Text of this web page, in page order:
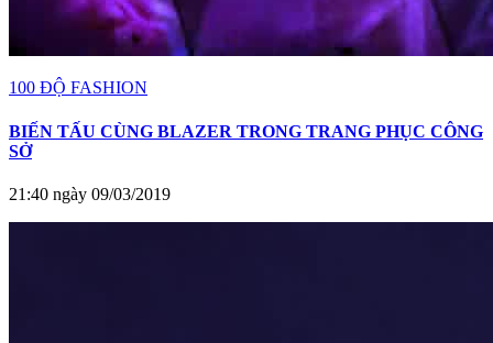
100 ĐỘ FASHION
BIẾN TẤU CÙNG BLAZER TRONG TRANG PHỤC CÔNG
SỞ
21:40 ngày 09/03/2019